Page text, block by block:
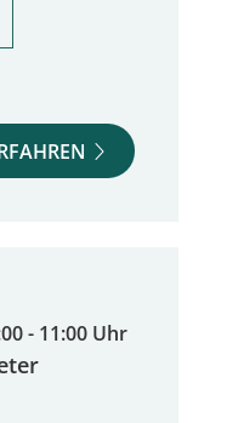
- 11:00 Uhr